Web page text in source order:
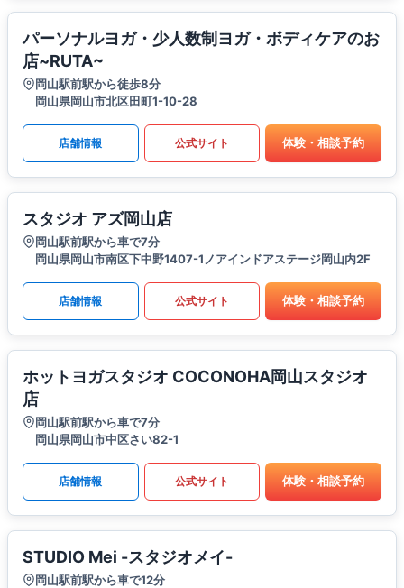
パーソナルヨガ・少人数制ヨガ・ボディケアのお
店~RUTA~
岡山駅前駅から徒歩8分
岡山県岡山市北区田町1-10-28
店舗情報 公式サイト 体験・相談予約
スタジオ アズ岡山店
岡山駅前駅から車で7分
岡山県岡山市南区下中野1407-1ノアインドアステージ岡山内2F
店舗情報 公式サイト 体験・相談予約
ホットヨガスタジオ COCONOHA岡山スタジオ
店
岡山駅前駅から車で7分
岡山県岡山市中区さい82-1
店舗情報 公式サイト 体験・相談予約
STUDIO Mei -スタジオメイ-
岡山駅前駅から車で12分